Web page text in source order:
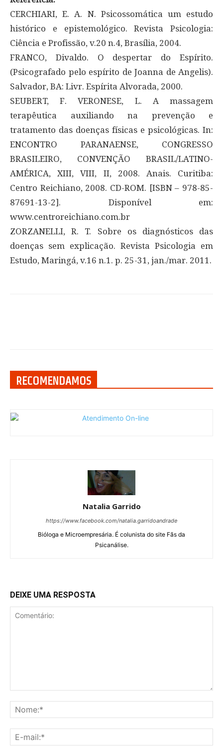
CERCHIARI, E. A. N. Psicossomática um estudo
histórico e epistemológico. Revista Psicologia:
Ciência e Profissão, v.20 n.4, Brasília, 2004.
FRANCO, Divaldo. O despertar do Espírito.
(Psicografado pelo espírito de Joanna de Angelis).
Salvador, BA: Livr. Espírita Alvorada, 2000.
SEUBERT, F. VERONESE, L. A massagem
terapêutica auxiliando na prevenção e
tratamento das doenças físicas e psicológicas. In:
ENCONTRO PARANAENSE, CONGRESSO
BRASILEIRO, CONVENÇÃO BRASIL/LATINO-
AMÉRICA, XIII, VIII, II, 2008. Anais. Curitiba:
Centro Reichiano, 2008. CD-ROM. [ISBN – 978-85-
87691-13-2]. Disponível em:
www.centroreichiano.com.br
ZORZANELLI, R. T. Sobre os diagnósticos das
doenças sem explicação. Revista Psicologia em
Estudo, Maringá, v.16 n.1. p. 25-31, jan./mar. 2011.
RECOMENDAMOS
Natalia Garrido
https://www.facebook.com/natalia.garridoandrade
Bióloga e Microempresária. É colunista do site Fãs da
Psicanálise.
DEIXE UMA RESPOSTA